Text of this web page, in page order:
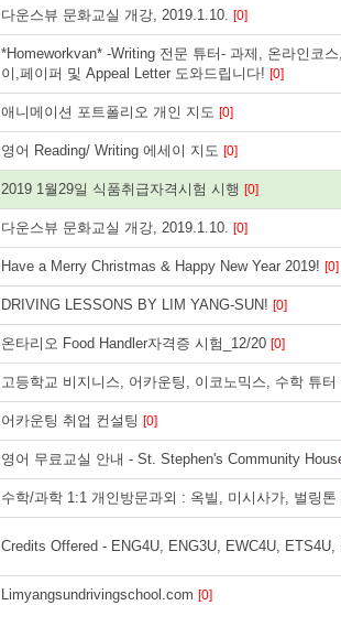
다운스뷰 문화교실 개강, 2019.1.10. [0]
*Homeworkvan* -Writing 전문 튜터- 과제, 온라인코
이,페이퍼 및 Appeal Letter 도와드립니다! [0]
애니메이션 포트폴리오 개인 지도 [0]
영어 Reading/ Writing 에세이 지도 [0]
2019 1월29일 식품취급자격시험 시행 [0]
다운스뷰 문화교실 개강, 2019.1.10. [0]
Have a Merry Christmas & Happy New Year 2019! [0]
DRIVING LESSONS BY LIM YANG-SUN! [0]
온타리오 Food Handler자격증 시험_12/20 [0]
고등학교 비지니스, 어카운팅, 이코노믹스, 수학 튜터
어카운팅 취업 컨설팅 [0]
영어 무료교실 안내 - St. Stephen's Community
수학/과학 1:1 개인방문과외 : 옥빌, 미시사가, 벌링톤
Credits Offered - ENG4U, ENG3U, EWC4U, ETS4U,
Limyangsundrivingschool.com [0]